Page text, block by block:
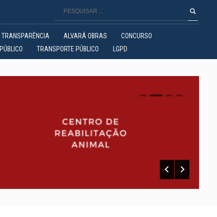
TRANSPARÊNCIA ALVARÁ OBRAS
CONCURSO
TRANSPORTE PÚBLICO LGPD
0 1 2